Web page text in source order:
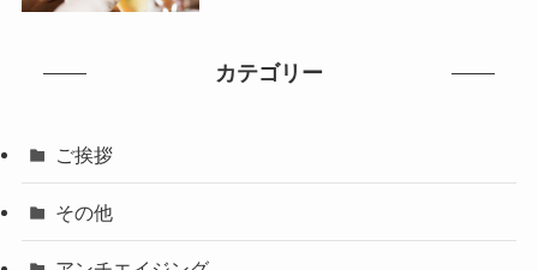
カテゴリー
ご挨拶
その他